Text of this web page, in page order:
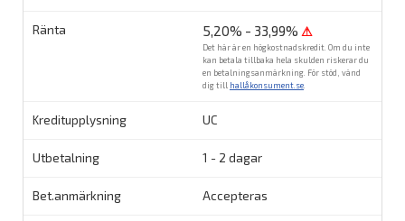
5,20% - 33,99% ⚠
Det här är en högkostnadskredit. Om du inte
kan betala tillbaka hela skulden riskerar du
en betalningsanmärkning. För stöd, vänd
dig till hallåkonsument.se
UC
1 - 2 dagar
Accepteras